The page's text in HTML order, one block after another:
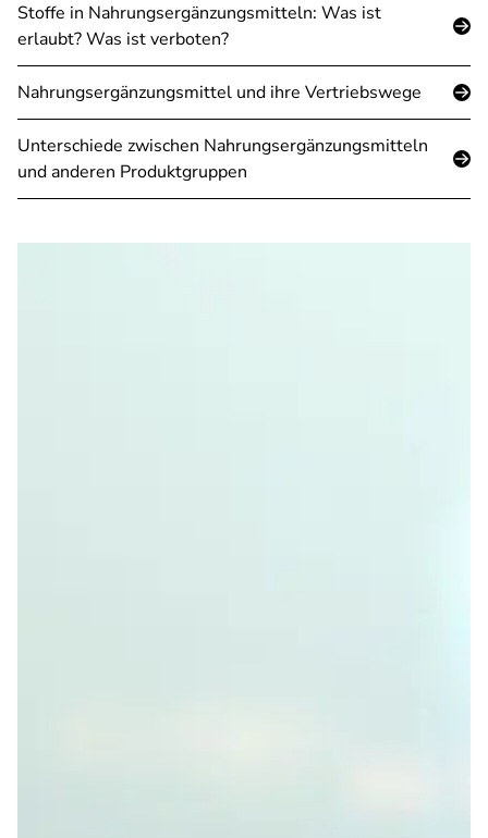
Stoffe in Nahrungsergänzungsmitteln: Was ist
erlaubt? Was ist verboten?
Nahrungsergänzungsmittel und ihre Vertriebswege
Unterschiede zwischen Nahrungsergänzungsmitteln
und anderen Produktgruppen